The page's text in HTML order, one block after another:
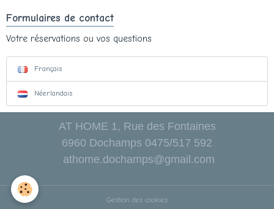
Formulaires de contact
Votre réservations ou vos questions
Français
Néerlandais
AT HOME 1, Rue des Fontaines
6960 Dochamps 0475/517 592
athome.dochamps@gmail.com
Gestion des cookies